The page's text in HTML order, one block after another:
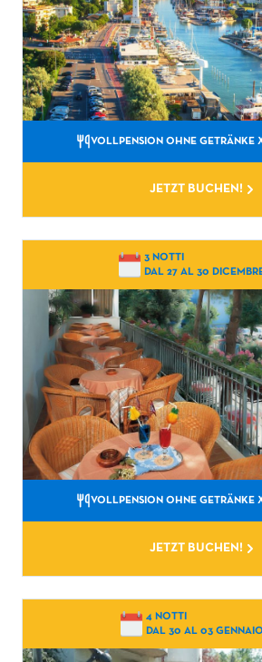
VOLLPENSION OHNE GETRÄNKE
JETZT BUCHEN!
3 NOTTI
DAL 27 AL 30
VOLLPENSION OHNE GETRÄNKE
JETZT BUCHEN!
4 NOTTI
DAL 30 AL 03